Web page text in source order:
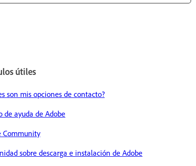
útiles
son mis opciones de contacto?
de ayuda de Adobe
Community
sobre descarga e instalación de Adobe